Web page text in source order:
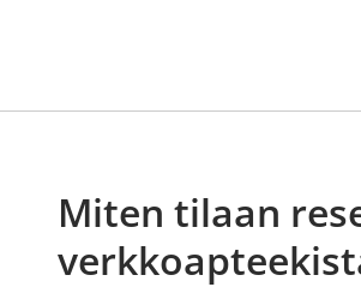
Miten tilaan